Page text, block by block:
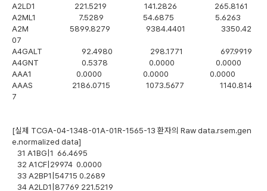
A2LD1 221.5219 141.2826 265.8161
A2ML1 7.5289 54.6875 5.6263
A2M 5899.8279 9384.4401 3350.42
07
A4GALT 92.4980 298.1771 697.9919
A4GNT 0.5378 0.0000 0.0000
AAA1 0.0000 0.0000 0.0000
AAAS 2186.0715 1073.5677 1140.814
7
[실제 TCGA-04-1348-01A-01R-1565-13 환자의 Raw data.rsem.gen
e.normalized data]
31 A1BG|1 66.4695
32 A1CF|29974 0.0000
33 A2BP1|54715 0.2689
34 A2LD1|87769 221.5219